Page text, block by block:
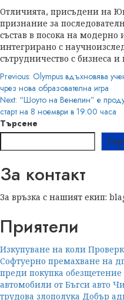
Отличията, присъдени на
признание за
състав в посока на модерно
интегрирано с
сътрудничество с бизнеса и
Post
navigation
Previous: Olympus вдъхновява
чрез нова образователна игра
Next: “Шоуто на Венелин” е
старт на 8 ноември в 19:00 часа
Търсене
За контакт
За връзка с нашият екип:
Приятели
Изкупуване на коли
Софтуерно премахване на
преди покупка обезщетение
автомобили от Бъгси авто
трудова злополука Добър